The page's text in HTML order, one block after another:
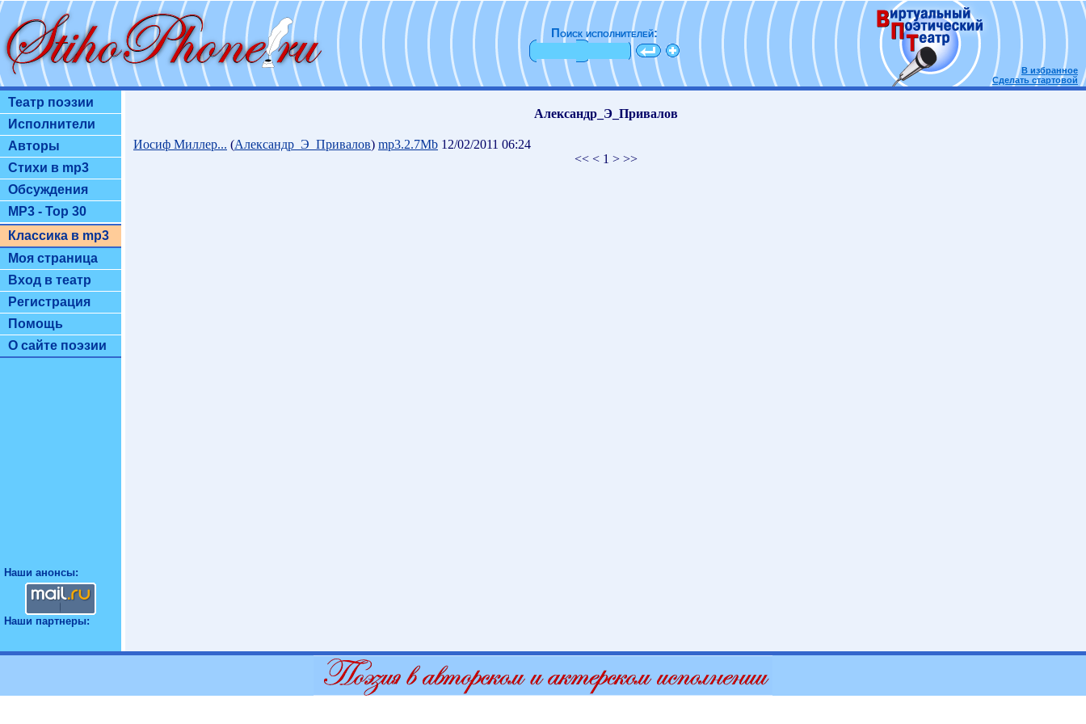
Поиск исполнителей:
В избранное
Сделать стартовой
Театр поэзии
Исполнители
Авторы
Стихи в mp3
Обсуждения
MP3 - Top 30
Классика в mp3
Моя страница
Вход в театр
Регистрация
Помощь
О сайте поэзии
Наши анонсы:
Наши партнеры:
Александр_Э_Привалов
Иосиф Миллер... (Александр_Э_Привалов) mp3.2.7Mb 12/02/2011 06:24
<< < 1 > >>